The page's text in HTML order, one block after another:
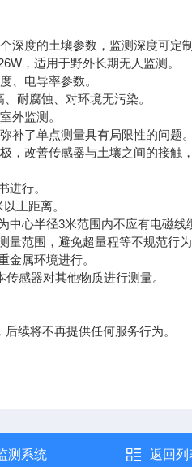
度的土壤参数，监测深度可定制
，适用于野外长期无人监测。
电导率参数。
腐蚀、对环境无污染。
监测。
了单点测量具有局限性的问题。
善传感器与土壤之间的接触，
行。
上距离。
半径3米范围内不应有电磁线
范围，避免超量程等不规范行为
属环境进行。
感器对其他物质进行测量。
续将不再提供任何服务行为。
测系统 返回列